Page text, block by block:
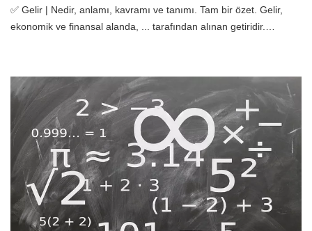
✅ Gelir | Nedir, anlamı, kavramı ve tanımı. Tam bir özet. Gelir,
ekonomik ve finansal alanda, ... tarafından alınan getiridir.…